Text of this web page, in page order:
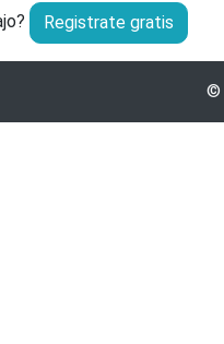
Registrate gratis
©